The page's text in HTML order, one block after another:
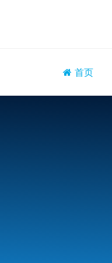
首页